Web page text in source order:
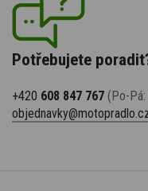
Potřebujete
+420 608 847 767 (Po-